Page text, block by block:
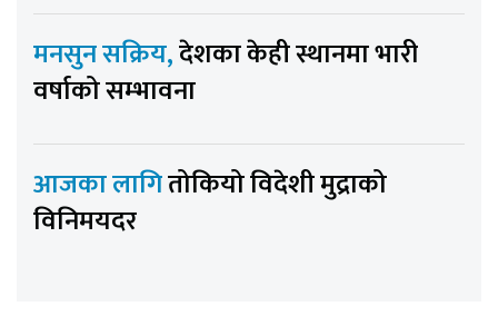
मनसुन सक्रिय,देशका केही स्थानमा भारी
वर्षाको सम्भावना
आजका लागितोकियो विदेशी मुद्राको
विनिमयदर